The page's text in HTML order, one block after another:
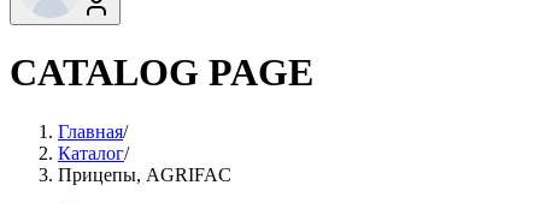
CATALOG PAGE
Главная/
Каталог/
Прицепы, AGRIFAC